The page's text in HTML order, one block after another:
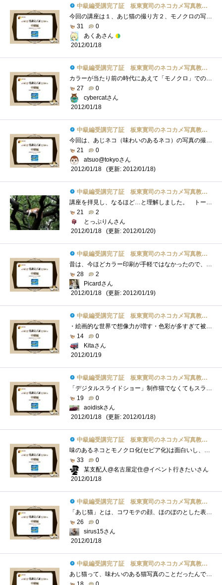
中級編受講完了証 板東寛司のネコカメ写真教室パート2
今回の講座は１、あじ猫の撮り方２、モノクロの写真の加工方法３、スライドショーの作り方いつもと違ったアングルで写真を撮るのもまた楽し�...
31
0
あくあさん
2012/01/18
中級編受講完了証 板東寛司のネコカメ写真教室パート2
カラーが当たり前の時代にあえて「モノクロ」での主張。家の中で撮ると確かに雑然としたカラーリングになるので、ネコを目立たせるにはこの�...
27
0
cybercatさん
2012/01/18
中級編受講完了証 板東寛司のネコカメ写真教室パート2
今回は、あじネコ（味わいのあるネコ）の写真の撮り方、モノクロ、スライドショーがテーマでしたが、またしてもスライドショー以外はLightroom�...
21
0
atsuo@tokyoさん
2012/01/18
(更新: 2012/01/18)
中級編受講完了証 板東寛司のネコカメ写真教室パート2
講座を拝見し、なるほど…と理解しました。 トーンカーブの調整は、カラーで何度か経験しているため、内容自体はそれほど新鮮ではなかった�...
21
2
とっぷりんさん
2012/01/18
(更新: 2012/01/20)
中級編受講完了証 板東寛司のネコカメ写真教室パート2
昔は、今ほどカラー印刷が手軽ではなかったので、モノクロームを意識した写真の撮影や、グラフ,資料を作っていましたが、最近は余りモノクロ�...
28
2
Picardさん
2012/01/18
(更新: 2012/01/19)
中級編受講完了証 板東寛司のネコカメ写真教室パート2
・絵画的な世界で想像力が増す・色彩が多すぎて被写体が目立たずに失敗・「仮想コピーを作成」し、並べて比較編集・被写体の陰影を際立たせ�...
14
0
Kitaさん
2012/01/19
中級編受講完了証 板東寛司のネコカメ写真教室パート2
「デジタルスライドショー」制作猫でなくてもスライドショー楽しめますね。それを 猫でするとなると かなり楽しめるのは請け合い毎日、同�...
19
0
aoidiskさん
2012/01/18
(更新: 2012/01/18)
中級編受講完了証 板東寛司のネコカメ写真教室パート2
味のあるネコとモノクロ化(セピア化)は面白いし、センスも必要だなぁ～と漠然と見てました。今回はＰＳエレメンツ10の方で処理すると思ってた�...
33
0
某支配人@名古屋定住@イベント行きたいさん
2012/01/18
中級編受講完了証 板東寛司のネコカメ写真教室パート2
「あじ猫」とは、コワモテの顔、ほのぼのとした表情、ひょうきんな仕草など、可愛いだけでなく味わいのある猫写真とのこととあります。「あ�...
26
0
sirus15さん
2012/01/18
中級編受講完了証 板東寛司のネコカメ写真教室パート2
あじ猫って、味わいのある猫写真のことだったんですね。勝手に鯵をくわえた猫を想像してました。（笑）モノクロ写真って面白いですよねー。�...